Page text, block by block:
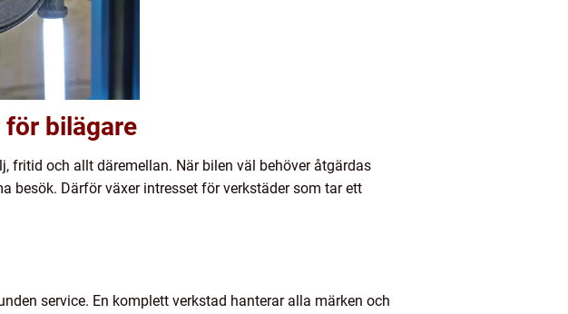
bilägare
fritid och allt däremellan. När bilen väl behöver åtgärdas
besök. Därför växer intresset för verkstäder som tar ett
service. En komplett verkstad hanterar alla märken och